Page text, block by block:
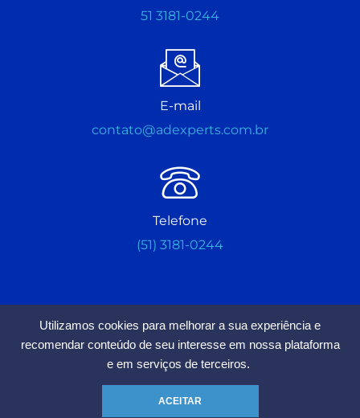
Utilizamos cookies para melhorar a sua experiência e
recomendar conteúdo de seu interesse em nossa plataforma
e em serviços de terceiros.
ACEITAR
51 3181-0244
E-mail
contato@adexperts.com.br
Telefone
(51) 3181-0244
Estamos Aceitando Seguidores